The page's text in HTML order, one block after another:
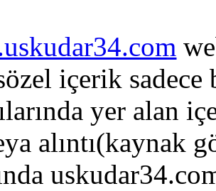
içerik sadece
yer alan
alıntı(kaynak